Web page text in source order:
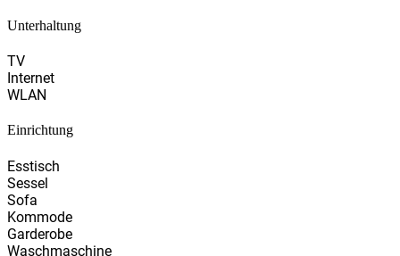
Unterhaltung
TV
Internet
WLAN
Einrichtung
Esstisch
Sessel
Sofa
Kommode
Garderobe
Waschmaschine